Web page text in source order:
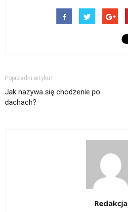
Poprzedni artykuł
Jak nazywa się chodzenie po
dachach?
Redakcja